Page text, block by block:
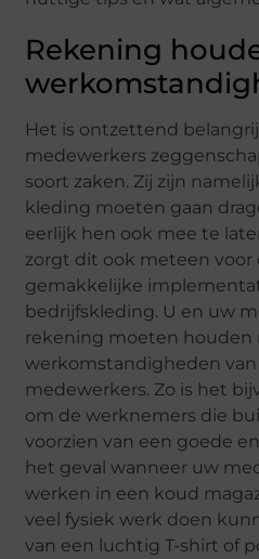
Rekening
Het is ontzettend
medewerkers
soort zaken. Zij zijn
kleding moeten gaan
eerlijk hen ook mee te
zorgt dit ook meteen voor
gemakkelijke
bedrijfskleding. U en uw
rekening moeten houden
werkomstandigheden
medewerkers. Zo is het
om de werknemers die
voorzien van een goede
het geval wanneer uw
werken in een koud
veel fysiek werk doen
van een luchtig T-shirt of